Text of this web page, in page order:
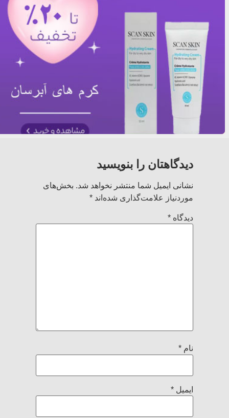
دیدگاهتان را بنویسید
نشانی ایمیل شما منتشر نخواهد شد. بخش‌های
موردنیاز علامت‌گذاری شده‌اند *
دیدگاه*
نام*
ایمیل*